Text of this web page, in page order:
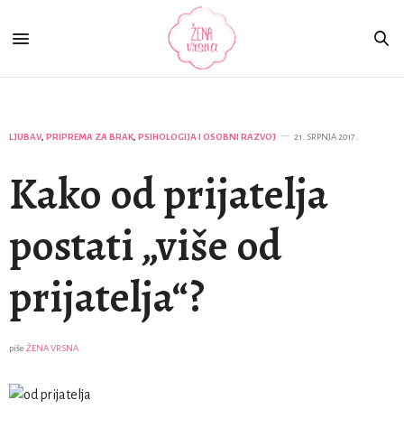
LJUBAV, PRIPREMA ZA BRAK, PSIHOLOGIJA I OSOBNI RAZVOJ 21. SRPNJA 2017.
Kako od prijatelja
postati „više od
prijatelja“?
piše ŽENA VRSNA